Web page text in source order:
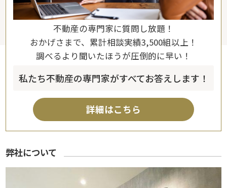
不動産の専門家に質問し放題！
おかげさまで、累計相談実績3,500組以上！
調べるより聞いたほうが圧倒的に早い！
私たち不動産の専門家がすべてお答えします！
詳細はこちら
弊社について